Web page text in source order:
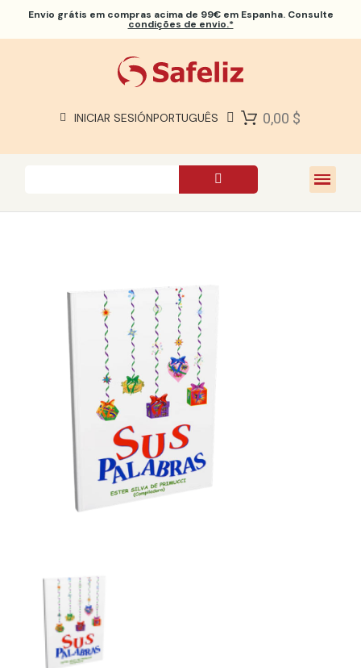
Envio grátis em compras acima de 99€ em Espanha. Consulte
condições de envio.*
INICIAR SESIÓNPORTUGUÊS 0,00 $
SOBRE NÓS